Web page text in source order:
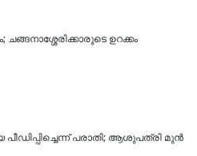
ഉറക്കം
പരാതി; ആശുപത്രി മുൻ